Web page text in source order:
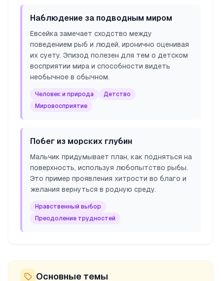
Наблюдение за подводным миром
Евсейка замечает сходство между
поведением рыб и людей, иронично оценивая
их суету. Эпизод полезен для тем о детском
восприятии мира и способности видеть
необычное в обычном.
Человек и природа
Детство
Мировосприятие
Побег из морских глубин
Мальчик придумывает план, как подняться на
поверхность, используя любопытство рыбы.
Это пример проявления хитрости во благо и
желания вернуться в родную среду.
Нравственный выбор
Преодоление трудностей
Основные темы